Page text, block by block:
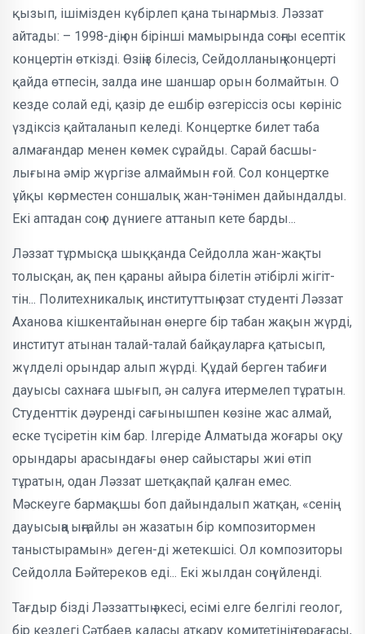
қызып, ішімізден күбірлеп қана тынар­мыз. Ләззат
айтады: – 1998-дің он бірін­ші мамырында соңғы есептік
концертін өткізді. Өзіңіз білесіз, Сейдолланың концерті
қайда өтпесін, залда ине шан­шар орын болмайтын. О
кезде солай еді, қазір де ешбір өзгеріссіз осы көрініс
үздіксіз қайталанып келеді. Концертке билет таба
алмағандар менен көмек сұрайды. Сарай басшы­
лығына әмір жүр­гізе алмаймын ғой. Сол концертке
ұйқы көрместен сон­шалық жан-тәнімен дай­ын­далды.
Екі аптадан соң о дүниеге аттанып кете барды...
Ләззат тұрмысқа шыққанда Сей­долла жан-жақты
толысқан, ақ пен қараны айыра білетін әтібірлі жігіт-
тін... Поли­техникалық институттың озат студенті Ләззат
Аханова кішкен­тайынан өнерге бір табан жақын жүрді,
институт атынан талай-талай байқауларға қатысып,
жүл­делі орын­дар алып жүрді. Құдай берген табиғи
дауысы сахнаға шығып, ән салуға итермелеп тұратын.
Студенттік дәу­ренді сағынышпен көзіне жас алмай,
еске түсіретін кім бар. Ілгеріде Алма­ты­да жо­ғары оқу
орындары арасын­дағы өнер сайыстары жиі өтіп
тұратын, одан Ләззат шетқақпай қалған емес.
Мәскеуге бар­мақшы боп дайындалып жатқан, «сенің
дауысыңа ыңғайлы ән жазатын бір композитормен
таныс­тыра­мын» деген-ді жетекшісі. Ол композиторы
Сейдолла Бәйтереков еді... Екі жылдан соң үйленді.
Тағдыр бізді Ләззаттың әкесі, есімі елге белгілі геолог,
бір кездегі Сәтбаев қаласы атқару комитетінің төрағасы,